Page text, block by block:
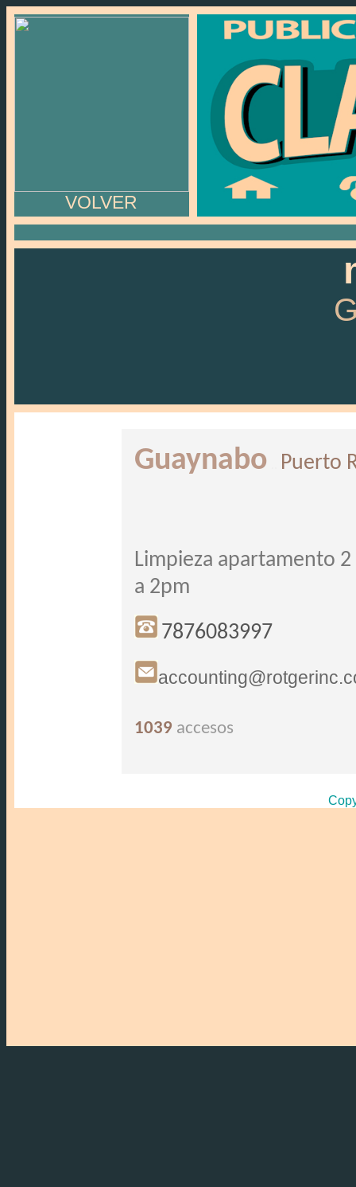
VOLVER
Guaynabo Puerto
Limpieza apartamento
a 2pm
7876083997
1039 accesos